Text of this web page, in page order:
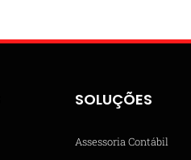
SOLUÇÕES
Assessoria Contábil